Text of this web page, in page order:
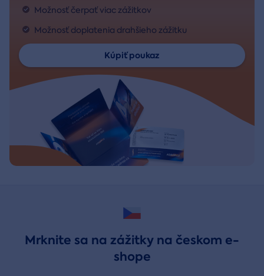
Možnosť čerpať viac zážitkov
Možnosť doplatenia drahšieho zážitku
Kúpiť poukaz
Mrknite sa na zážitky na českom e-
shope